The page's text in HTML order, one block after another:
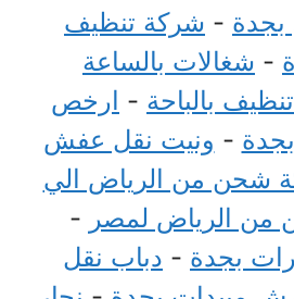
بجدة - شركة تنظيف
- شغالات بالساعة
بالباحة - ارخص
- ونيت نقل عفش
شحن من الرياض الي
من الرياض لمصر -
بجدة - دباب نقل